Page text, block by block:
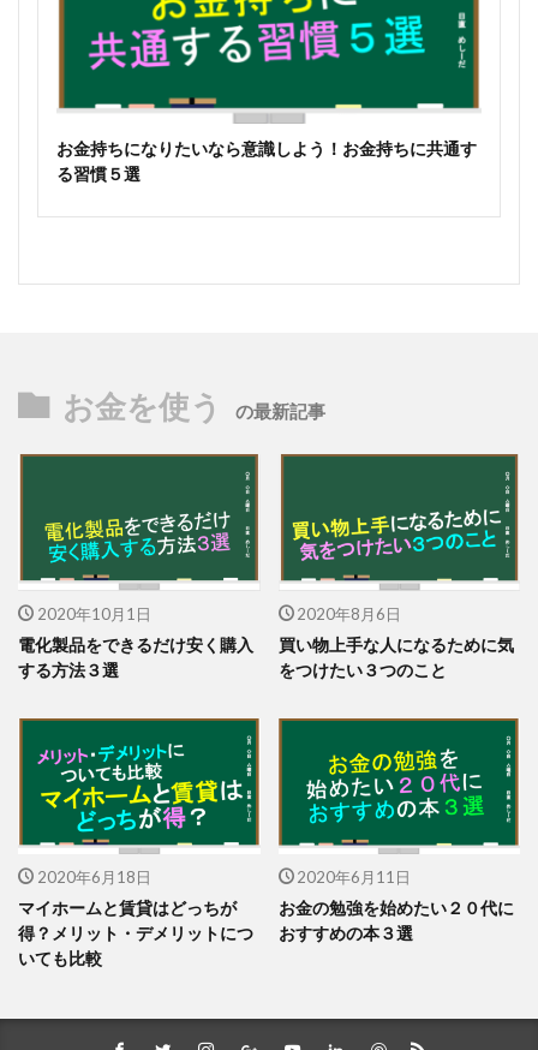
お金持ちになりたいなら意識しよう！お金持ちに共通す
る習慣５選
お金を使う の最新記事
2020年10月1日
電化製品をできるだけ安く購入
する方法３選
2020年8月6日
買い物上手な人になるために気
をつけたい３つのこと
2020年6月18日
マイホームと賃貸はどっちが
得？メリット・デメリットにつ
いても比較
2020年6月11日
お金の勉強を始めたい２０代に
おすすめの本３選